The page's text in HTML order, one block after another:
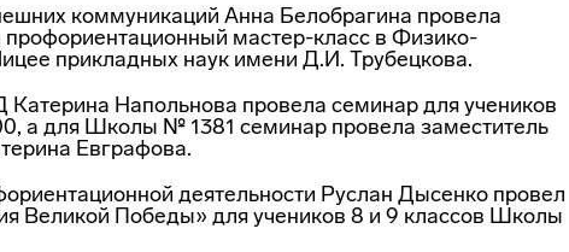
коммуникаций Анна Белобрагина провела
профориентационный мастер-класс в Физико-
прикладных наук имени Д.И. Трубецкова.
Катерина Напольнова провела семинар для учеников
а для Школы № 1381 семинар провела заместитель
Евграфова.
деятельности Руслан Дысенко провел
Великой Победы» для учеников 8 и 9 классов Школы